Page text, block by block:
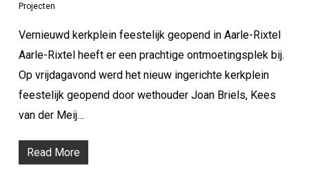
Projecten
Vernieuwd kerkplein feestelijk geopend in Aarle-Rixtel
Aarle-Rixtel heeft er een prachtige ontmoetingsplek bij.
Op vrijdagavond werd het nieuw ingerichte kerkplein
feestelijk geopend door wethouder Joan Briels, Kees
van der Meij…
Read More